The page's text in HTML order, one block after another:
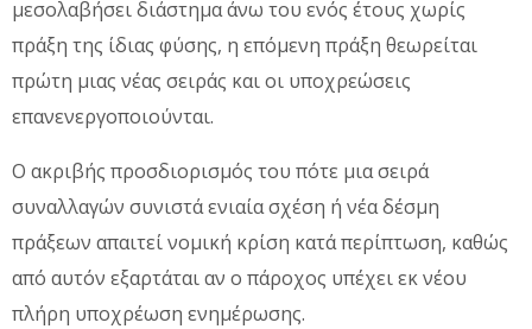
μεσολαβήσει διάστημα άνω του ενός έτους χωρίς
πράξη της ίδιας φύσης, η επόμενη πράξη θεωρείται
πρώτη μιας νέας σειράς και οι υποχρεώσεις
επανενεργοποιούνται.
Ο ακριβής προσδιορισμός του πότε μια σειρά
συναλλαγών συνιστά ενιαία σχέση ή νέα δέσμη
πράξεων απαιτεί νομική κρίση κατά περίπτωση, καθώς
από αυτόν εξαρτάται αν ο πάροχος υπέχει εκ νέου
πλήρη υποχρέωση ενημέρωσης.